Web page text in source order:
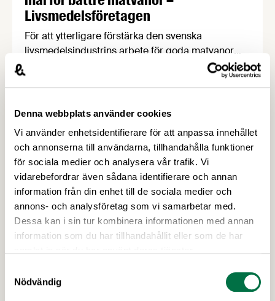
Denna webbplats använder cookies
Vi använder enhetsidentifierare för att anpassa innehållet
och annonserna till användarna, tillhandahålla funktioner
för sociala medier och analysera vår trafik. Vi
vidarebefordrar även sådana identifierare och annan
information från din enhet till de sociala medier och
annons- och analysföretag som vi samarbetar med.
Dessa kan i sin tur kombinera informationen med annan
information som du har tillhandahållit eller som de har
Nödvändig
Livsmedelsföretagen
För att ytterligare förstärka den svenska
livsmedelsindustrins arbete för goda matvanor
Livsmedelsföretagen och Kött- och
satt upp nya åtaganden och mål för mindre salt i
åtagandena är frivilliga och målen tar sikte på
2030.
Näringslivets vädjan till ministern:
Fastställ Konsumentverkets ansvar –